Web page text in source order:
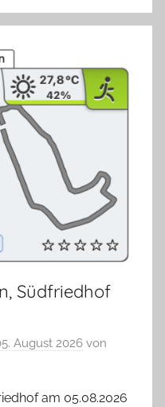
Südfriedhof
August 2026 von
am 05.08.2026